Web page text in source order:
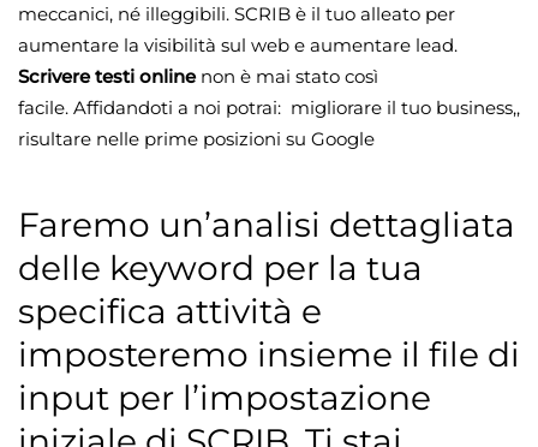
meccanici, né illeggibili. SCRIB è il tuo alleato per
aumentare la visibilità sul web e aumentare lead.
Scrivere testi onlinenon è mai stato così
facile. Affidandoti a noi potrai: migliorare il tuo business,,
risultare nelle prime posizioni su Google
Faremo un’analisi dettagliata
delle keyword per la tua
specifica attività e
imposteremo insieme il file di
input per l’impostazione